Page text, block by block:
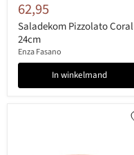
62,95
Saladekom Pizzolato Coral
24cm
Enza Fasano
In winkelmand